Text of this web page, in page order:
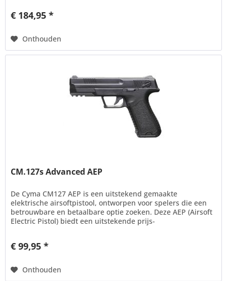
€ 184,95 *
Onthouden
CM.127s Advanced AEP
De Cyma CM127 AEP is een uitstekend gemaakte
elektrische airsoftpistool, ontworpen voor spelers die een
betrouwbare en betaalbare optie zoeken. Deze AEP (Airsoft
Electric Pistol) biedt een uitstekende prijs-
€ 99,95 *
Onthouden